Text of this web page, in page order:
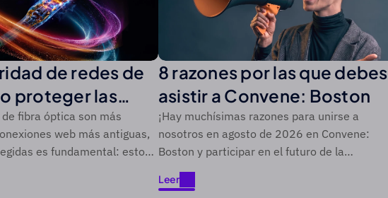
de redes de
proteger las
óptica de las
fibra óptica son más
web más antiguas,
es fundamental: esto
8 razones por las que debes
asistir a Convene: Boston
¡Hay muchísimas razones para unirse a
nosotros en agosto de 2026 en Convene:
Boston y participar en el futuro de la
ciberseguridad!
Leer
Leer